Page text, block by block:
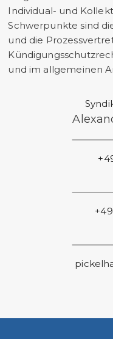
Individual- und
Schwerpunkte sind
und die
und im allgemeinen